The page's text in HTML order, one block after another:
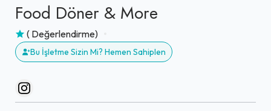
Food Döner & More
( Değerlendirme)
Bu İşletme Sizin Mi? Hemen Sahiplen